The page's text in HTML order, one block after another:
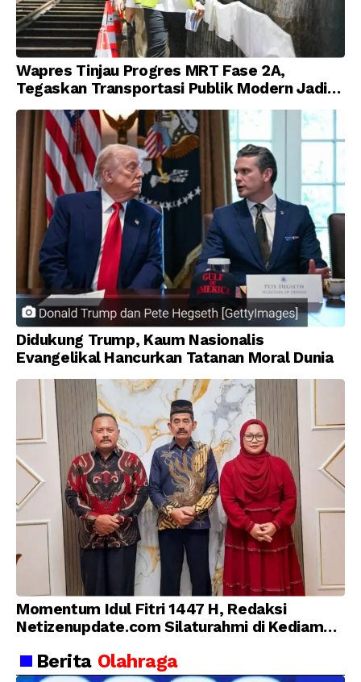
Wapres Tinjau Progres MRT Fase 2A,
Tegaskan Transportasi Publik Modern Jadi
Prioritas Nasional
Didukung Trump, Kaum Nasionalis
Evangelikal Hancurkan Tatanan Moral Dunia
Momentum Idul Fitri 1447 H, Redaksi
Netizenupdate.com Silaturahmi di Kediaman
Berita Olahraga